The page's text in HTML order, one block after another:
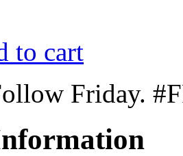
to cart
Friday.